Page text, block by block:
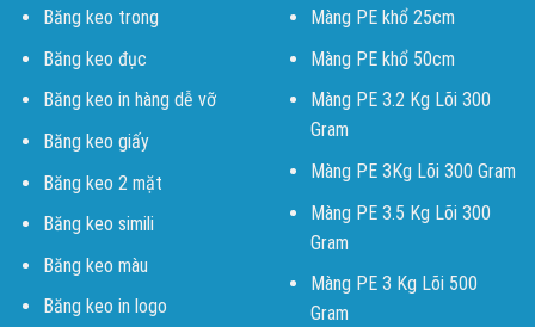
Băng keo trong
Băng keo đục
Băng keo in hàng dễ vỡ
Băng keo giấy
Băng keo 2 mặt
Băng keo simili
Băng keo màu
Băng keo in logo
Màng PE khổ 25cm
Màng PE khổ 50cm
Màng PE 3.2 Kg Lõi 300
Gram
Màng PE 3Kg Lõi 300 Gram
Màng PE 3.5 Kg Lõi 300
Gram
Màng PE 3 Kg Lõi 500
Gram